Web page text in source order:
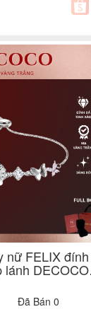
nữ FELIX đính
lánh DECOCO
+ Hộp +
Đã Bán 0